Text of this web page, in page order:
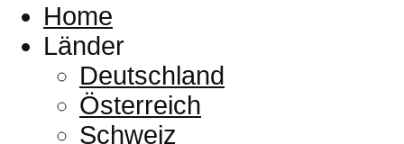
Home
Länder
Deutschland
Österreich
Schweiz